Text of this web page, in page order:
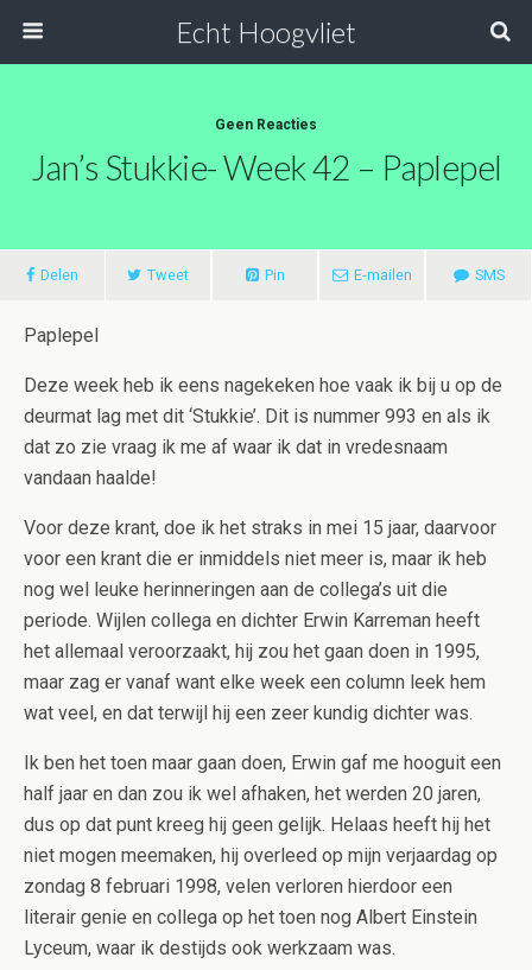
Echt Hoogvliet
Geen Reacties
Jan’s Stukkie- Week 42 – Paplepel
Delen Tweet Pin E-mailen SMS
Paplepel
Deze week heb ik eens nagekeken hoe vaak ik bij u op de
deurmat lag met dit ‘Stukkie’. Dit is nummer 993 en als ik
dat zo zie vraag ik me af waar ik dat in vredesnaam
vandaan haalde!
Voor deze krant, doe ik het straks in mei 15 jaar, daarvoor
voor een krant die er inmiddels niet meer is, maar ik heb
nog wel leuke herinneringen aan de collega’s uit die
periode. Wijlen collega en dichter Erwin Karreman heeft
het allemaal veroorzaakt, hij zou het gaan doen in 1995,
maar zag er vanaf want elke week een column leek hem
wat veel, en dat terwijl hij een zeer kundig dichter was.
Ik ben het toen maar gaan doen, Erwin gaf me hooguit een
half jaar en dan zou ik wel afhaken, het werden 20 jaren,
dus op dat punt kreeg hij geen gelijk. Helaas heeft hij het
niet mogen meemaken, hij overleed op mijn verjaardag op
zondag 8 februari 1998, velen verloren hierdoor een
literair genie en collega op het toen nog Albert Einstein
Lyceum, waar ik destijds ook werkzaam was.